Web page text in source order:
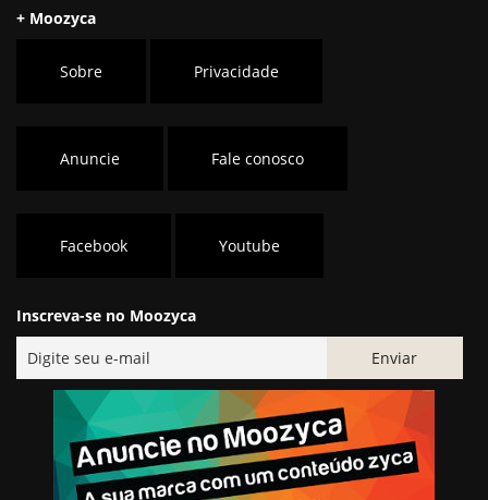
+ Moozyca
Sobre Privacidade
Anuncie Fale conosco
Facebook Youtube
Inscreva-se no Moozyca